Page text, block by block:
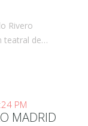
Rivero
teatral de…
PM
MADRID